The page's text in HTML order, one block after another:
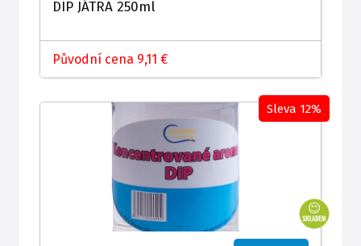
DIP JÁTRA 250ml
Původní cena 9,11 €
Sleva 12%